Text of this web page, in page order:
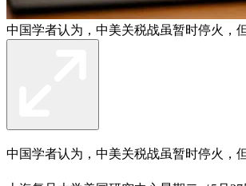
中国学者认为，中美关税战虽暂时停火，
中国学者认为，中美关税战虽暂时停火，